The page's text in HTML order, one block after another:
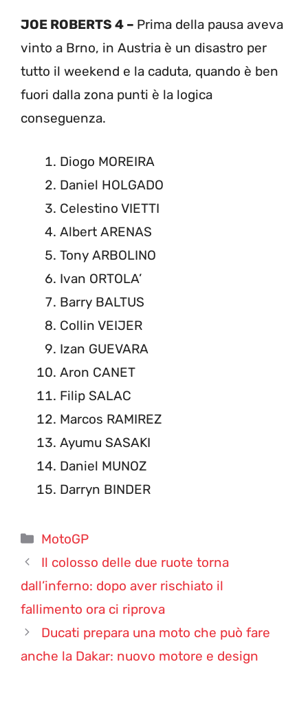
JOE ROBERTS 4 – Prima della pausa aveva
vinto a Brno, in Austria è un disastro per
tutto il weekend e la caduta, quando è ben
fuori dalla zona punti è la logica
conseguenza.
Diogo MOREIRA
Daniel HOLGADO
Celestino VIETTI
Albert ARENAS
Tony ARBOLINO
Ivan ORTOLA’
Barry BALTUS
Collin VEIJER
Izan GUEVARA
Aron CANET
Filip SALAC
Marcos RAMIREZ
Ayumu SASAKI
Daniel MUNOZ
Darryn BINDER
Categorie
MotoGP
Il colosso delle due ruote torna
dall’inferno: dopo aver rischiato il
fallimento ora ci riprova
Ducati prepara una moto che può fare
anche la Dakar: nuovo motore e design